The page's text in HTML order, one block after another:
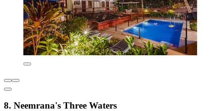
8. Neemrana's Three Waters